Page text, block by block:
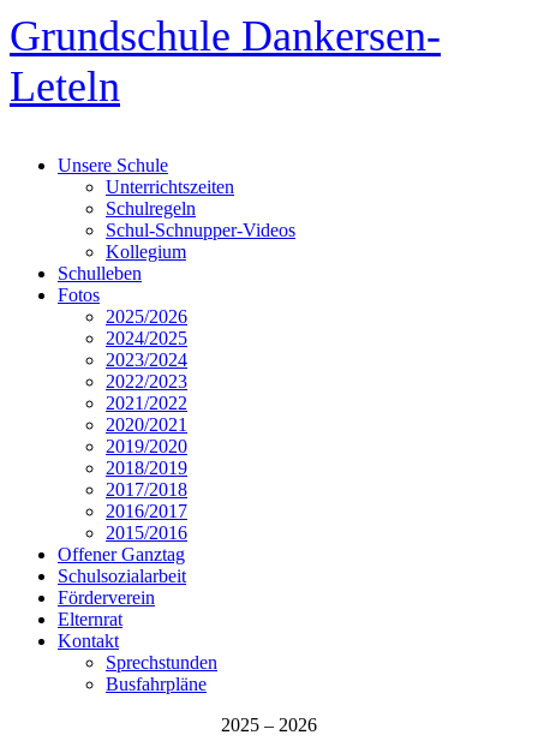
Grundschule Dankersen-
Leteln
Unsere Schule
Unterrichtszeiten
Schulregeln
Schul-Schnupper-Videos
Kollegium
Schulleben
Fotos
2025/2026
2024/2025
2023/2024
2022/2023
2021/2022
2020/2021
2019/2020
2018/2019
2017/2018
2016/2017
2015/2016
Offener Ganztag
Schulsozialarbeit
Förderverein
Elternrat
Kontakt
Sprechstunden
Busfahrpläne
2025 – 2026